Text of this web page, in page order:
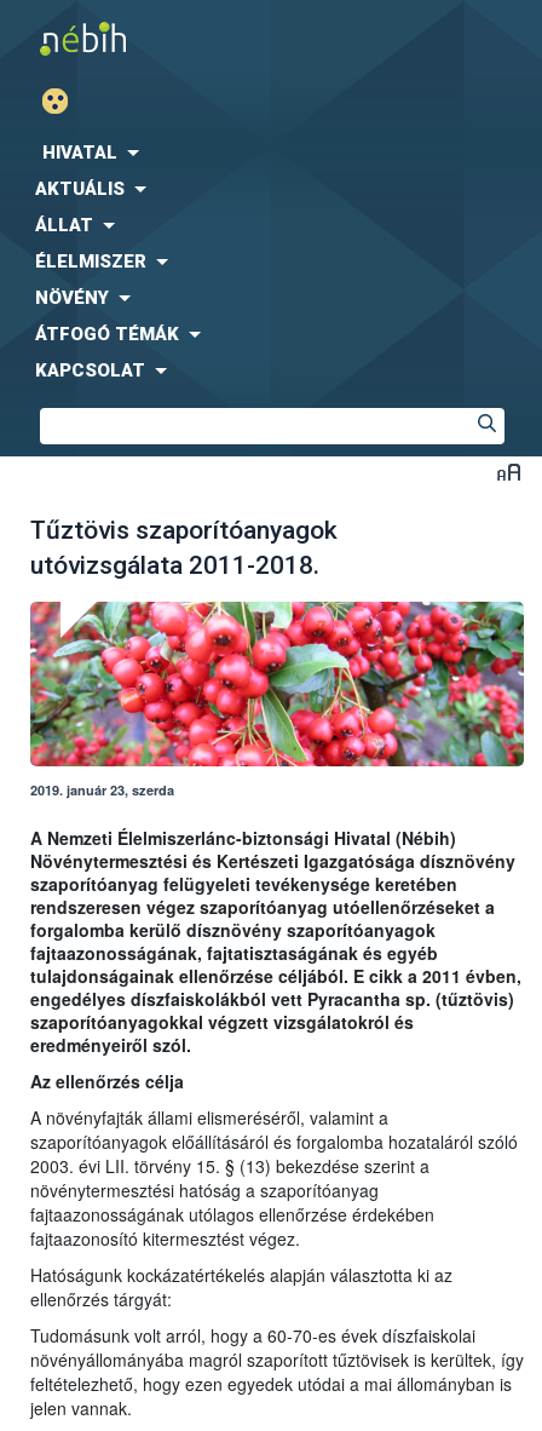
HIVATAL
AKTUÁLIS
ÁLLAT
ÉLELMISZER
NÖVÉNY
ÁTFOGÓ TÉMÁK
KAPCSOLAT
Tűztövis szaporítóanyagok
utóvizsgálata 2011-2018.
2019. január 23, szerda
A Nemzeti Élelmiszerlánc-biztonsági Hivatal (Nébih)
Növénytermesztési és Kertészeti Igazgatósága dísznövény
szaporítóanyag felügyeleti tevékenysége keretében
rendszeresen végez szaporítóanyag utóellenőrzéseket a
forgalomba kerülő dísznövény szaporítóanyagok
fajtaazonosságának, fajtatisztaságának és egyéb
tulajdonságainak ellenőrzése céljából. E cikk a 2011 évben,
engedélyes díszfaiskolákból vett Pyracantha sp. (tűztövis)
szaporítóanyagokkal végzett vizsgálatokról és
eredményeiről szól.
Az ellenőrzés célja
A növényfajták állami elismeréséről, valamint a
szaporítóanyagok előállításáról és forgalomba hozataláról szóló
2003. évi LII. törvény 15. § (13) bekezdése szerint a
növénytermesztési hatóság a szaporítóanyag
fajtaazonosságának utólagos ellenőrzése érdekében
fajtaazonosító kitermesztést végez.
Hatóságunk kockázatértékelés alapján választotta ki az
ellenőrzés tárgyát:
Tudomásunk volt arról, hogy a 60-70-es évek díszfaiskolai
növényállományába magról szaporított tűztövisek is kerültek, így
feltételezhető, hogy ezen egyedek utódai a mai állományban is
jelen vannak.